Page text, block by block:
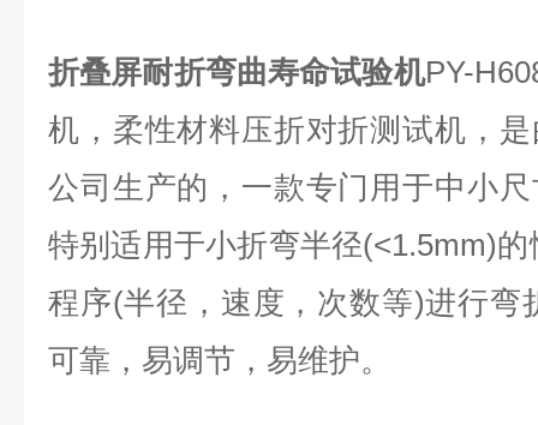
折叠屏耐折弯曲寿命试验机PY-
机，柔性材料压折对折测试机，
公司生产的，一款专门用于中小
特别适用于小折弯半径(<1.5mm)
程序(半径，速度，次数等)进行弯
可靠，易调节，易维护。